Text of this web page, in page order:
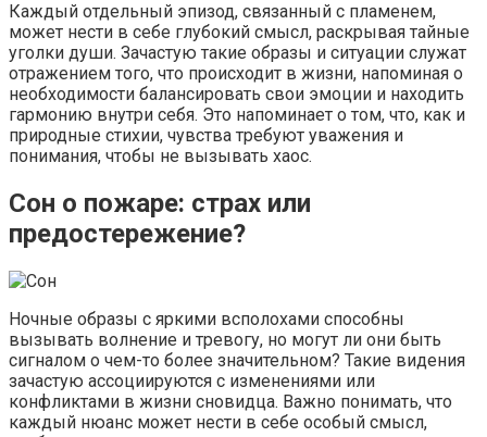
Каждый отдельный эпизод, связанный с пламенем,
может нести в себе глубокий смысл, раскрывая тайные
уголки души. Зачастую такие образы и ситуации служат
отражением того, что происходит в жизни, напоминая о
необходимости балансировать свои эмоции и находить
гармонию внутри себя. Это напоминает о том, что, как и
природные стихии, чувства требуют уважения и
понимания, чтобы не вызывать хаос.
Сон о пожаре: страх или
предостережение?
Ночные образы с яркими всполохами способны
вызывать волнение и тревогу, но могут ли они быть
сигналом о чем-то более значительном? Такие видения
зачастую ассоциируются с изменениями или
конфликтами в жизни сновидца. Важно понимать, что
каждый нюанс может нести в себе особый смысл,